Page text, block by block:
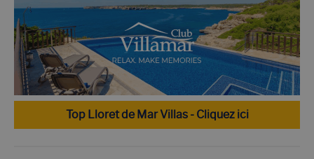
Top Lloret de Mar Villas - Cliquez ici